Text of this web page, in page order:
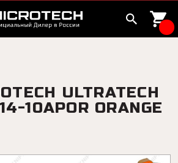
ULTRATECH
10APOR ORANGE